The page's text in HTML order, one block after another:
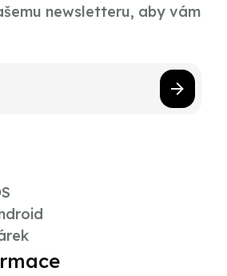
newsletteru, aby vám